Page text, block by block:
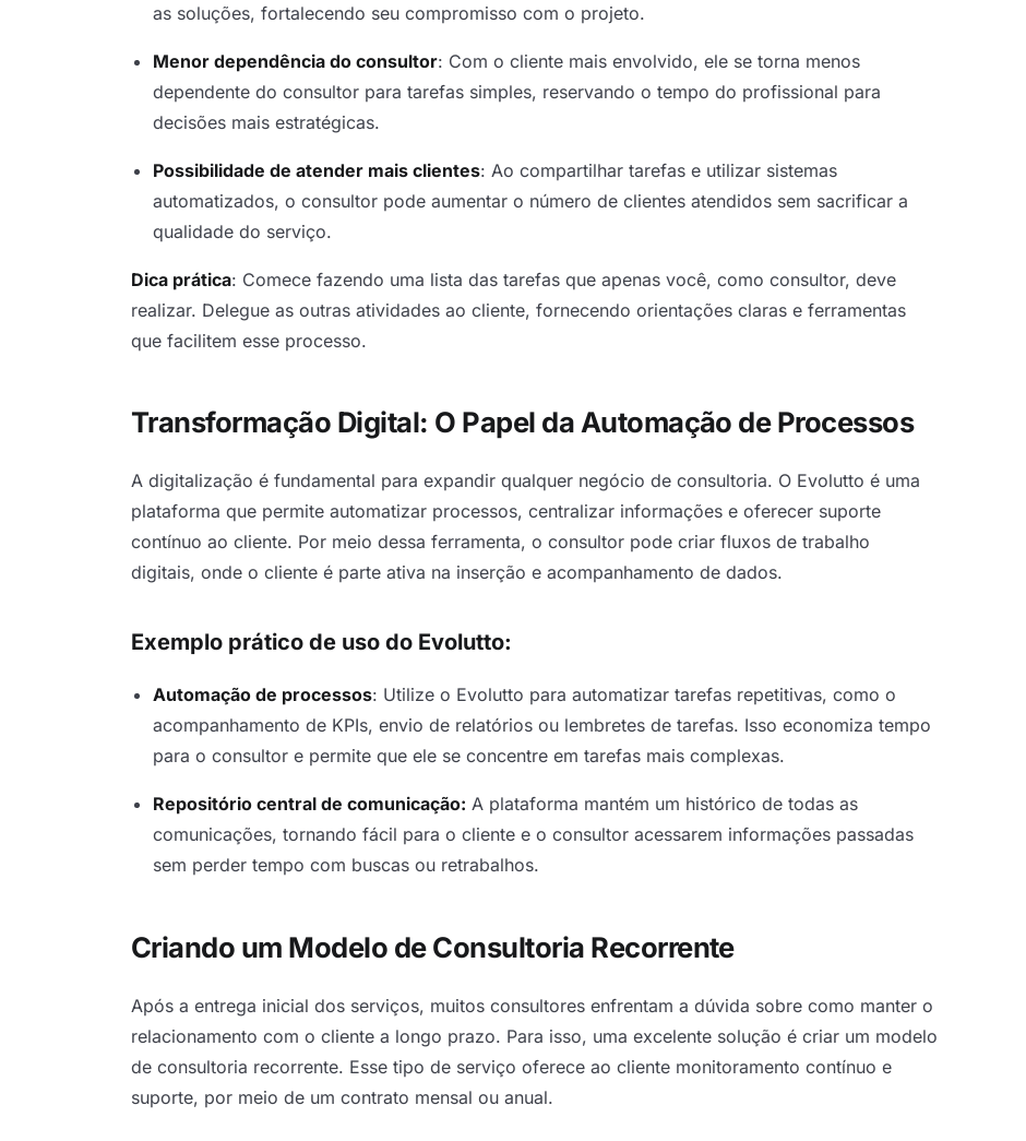
as soluções, fortalecendo seu compromisso com o projeto.
Menor dependência do consultor: Com o cliente mais envolvido, ele se torna menos
dependente do consultor para tarefas simples, reservando o tempo do profissional para
decisões mais estratégicas.
Possibilidade de atender mais clientes: Ao compartilhar tarefas e utilizar sistemas
automatizados, o consultor pode aumentar o número de clientes atendidos sem sacrificar a
qualidade do serviço.
Dica prática: Comece fazendo uma lista das tarefas que apenas você, como consultor, deve
realizar. Delegue as outras atividades ao cliente, fornecendo orientações claras e ferramentas
que facilitem esse processo.
Transformação Digital: O Papel da Automação de Processos
A digitalização é fundamental para expandir qualquer negócio de consultoria. O Evolutto é uma
plataforma que permite automatizar processos, centralizar informações e oferecer suporte
contínuo ao cliente. Por meio dessa ferramenta, o consultor pode criar fluxos de trabalho
digitais, onde o cliente é parte ativa na inserção e acompanhamento de dados.
Exemplo prático de uso do Evolutto:
Automação de processos: Utilize o Evolutto para automatizar tarefas repetitivas, como o
acompanhamento de KPIs, envio de relatórios ou lembretes de tarefas. Isso economiza tempo
para o consultor e permite que ele se concentre em tarefas mais complexas.
Repositório central de comunicação: A plataforma mantém um histórico de todas as
comunicações, tornando fácil para o cliente e o consultor acessarem informações passadas
sem perder tempo com buscas ou retrabalhos.
Criando um Modelo de Consultoria Recorrente
Após a entrega inicial dos serviços, muitos consultores enfrentam a dúvida sobre como manter o
relacionamento com o cliente a longo prazo. Para isso, uma excelente solução é criar um modelo
de consultoria recorrente. Esse tipo de serviço oferece ao cliente monitoramento contínuo e
suporte, por meio de um contrato mensal ou anual.